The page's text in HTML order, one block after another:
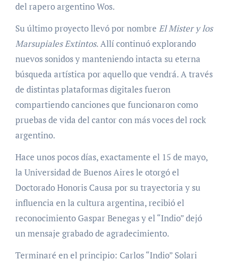
del rapero argentino Wos.
Su último proyecto llevó por nombre El Mister y los
Marsupiales Extintos. Allí continuó explorando
nuevos sonidos y manteniendo intacta su eterna
búsqueda artística por aquello que vendrá. A través
de distintas plataformas digitales fueron
compartiendo canciones que funcionaron como
pruebas de vida del cantor con más voces del rock
argentino.
Hace unos pocos días, exactamente el 15 de mayo,
la Universidad de Buenos Aires le otorgó el
Doctorado Honoris Causa por su trayectoria y su
influencia en la cultura argentina, recibió el
reconocimiento Gaspar Benegas y el “Indio” dejó
un mensaje grabado de agradecimiento.
Terminaré en el principio: Carlos “Indio” Solari